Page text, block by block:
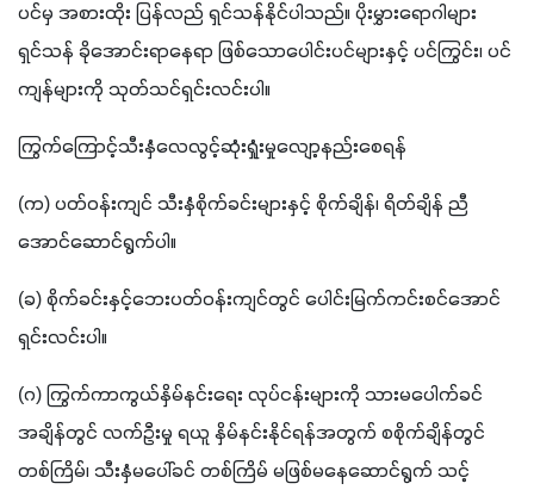
ပင်မှ အစားထိုး ပြန်လည် ရှင်သန်နိုင်ပါသည်။ ပိုးမွှားရောဂါများ
ရှင်သန် ခိုအောင်းရာနေရာ ဖြစ်သောပေါင်းပင်များနှင့် ပင်ကြွင်း၊ ပင်
ကျန်များကို သုတ်သင်ရှင်းလင်းပါ။
ကြွက်ကြောင့်သီးနှံလေလွင့်ဆုံးရှုံးမှုလျော့နည်းစေရန်
(က) ပတ်ဝန်းကျင် သီးနှံစိုက်ခင်းများနှင့် စိုက်ချိန်၊ ရိတ်ချိန် ညီ
အောင်ဆောင်ရွက်ပါ။
(ခ) စိုက်ခင်းနှင့်ဘေးပတ်ဝန်းကျင်တွင် ပေါင်းမြက်ကင်းစင်အောင်
ရှင်းလင်းပါ။
(ဂ) ကြွက်ကာကွယ်နှိမ်နင်းရေး လုပ်ငန်းများကို သားမပေါက်ခင်
အချိန်တွင် လက်ဦးမှု ရယူ နှိမ်နင်းနိုင်ရန်အတွက် စစိုက်ချိန်တွင်
တစ်ကြိမ်၊ သီးနှံမပေါ်ခင် တစ်ကြိမ် မဖြစ်မနေဆောင်ရွက် သင့်